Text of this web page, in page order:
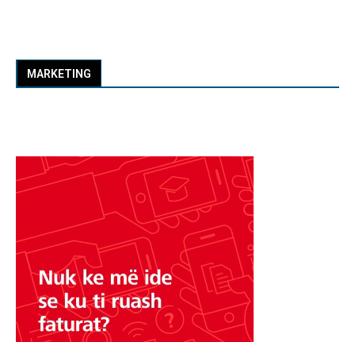
MARKETING